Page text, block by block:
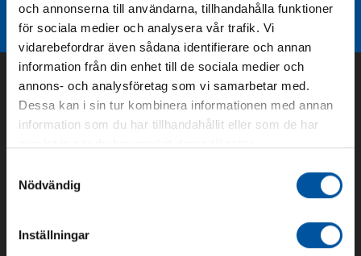
och annonserna till användarna, tillhandahålla funktioner
för sociala medier och analysera vår trafik. Vi
vidarebefordrar även sådana identifierare och annan
information från din enhet till de sociala medier och
annons- och analysföretag som vi samarbetar med.
Dessa kan i sin tur kombinera informationen med annan
information som du har tillhandahållit eller som de har
Nödvändig
Inställningar
Liknande produktgrupper
Om oss